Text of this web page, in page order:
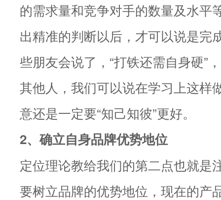
的需求量和竞争对手的数量及水平
出精准的判断以后，才可以说是完
些朋友会说了，“打铁还需自身硬”
其他人，我们可以说在学习上这样
意还是一定要“知己知彼”更好。
2、确立自身品牌优势地位
定位理论教给我们的第二点也就是
要树立品牌的优势地位，现在的产